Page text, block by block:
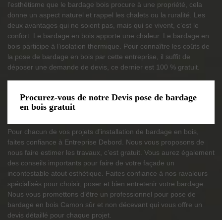
l’esthétisme que le bardage bois procure à une propriété, cela
donne un aspect naturel et rappel les chalets ou la ruralité. Les
deux avantages qui ne soient pas, mais qui se vivent, c’est le
confort. Le bardage en bois apporte une chaleur. Le bardage en
bois participe à l’isolation thermique. Pour connaître les coûts de
la pose de bardage en bois par cette entreprise, il suffit de
déposer une demande de devis, ce dernier est 100 % gratuit.
Procurez-vous de notre Devis pose de bardage
en bois gratuit
Pour chacun de vos projets d’installation de bardage en bois,
faites confiance à Entreprise Debord. Nous vous proposons de
nous faire estimer les travaux, c’est gratuit. Vous aurez également
des conseils importants pour faire de votre façade un
incontestable atout esthétique. Faites confiance à nos ravaleurs
spécialisés pour choisir, poser et bien entretenir votre bardage.
Nous vous promettons d’être un professionnel pour pose de
bardage en bois Camon sûr et non décevant qui vous offre un
devis détaillé pour chaque projet.